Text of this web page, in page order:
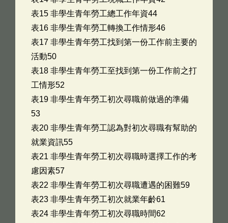
表15 非學生青年勞工總工作年資44
表16 非學生青年勞工轉換工作情形46
表17 非學生青年勞工找到第一份工作前主要的
活動50
表18 非學生青年勞工至找到第一份工作前之打
工情形52
表19 非學生青年勞工初次尋職前做過的準備
53
表20 非學生青年勞工認為對初次尋職有幫助的
就業資訊55
表21 非學生青年勞工初次尋職時選擇工作的考
慮因素57
表22 非學生青年勞工初次尋職遭遇的困難59
表23 非學生青年勞工初次就業年齡61
表24 非學生青年勞工初次尋職時間62